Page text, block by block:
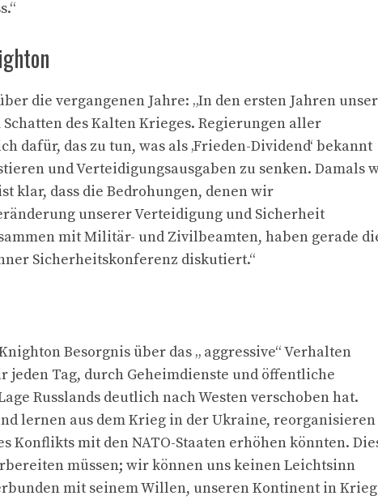
die vergangenen Jahre: „In den ersten Jahren
des Kalten Krieges. Regierungen aller
dafür, das zu tun, was als ‚Frieden-Dividend‘ bekannt
und Verteidigungsausgaben zu senken. Damals
klar, dass die Bedrohungen, denen wir
unserer Verteidigung und Sicherheit
mit Militär- und Zivilbeamten, haben gerade
Sicherheitskonferenz diskutiert.“
Besorgnis über das „ aggressive“ Verhalten
Tag, durch Geheimdienste und öffentliche
Russlands deutlich nach Westen verschoben hat.
lernen aus dem Krieg in der Ukraine, reorganisieren
Konflikts mit den NATO-Staaten erhöhen könnten.
müssen; wir können uns keinen Leichtsinn
mit seinem Willen, unseren Kontinent in Krieg